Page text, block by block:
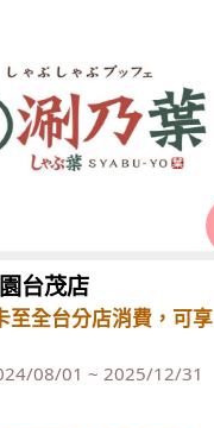
台茂店
至全台分店消費，可享
08/01 ~ 2025/12/31